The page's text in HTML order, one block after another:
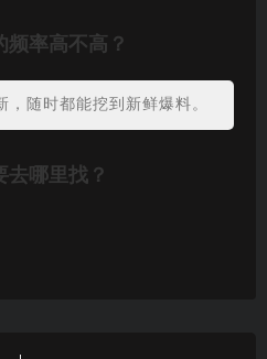
频率高不高？
，随时都能挖到新鲜爆料。
去哪里找？